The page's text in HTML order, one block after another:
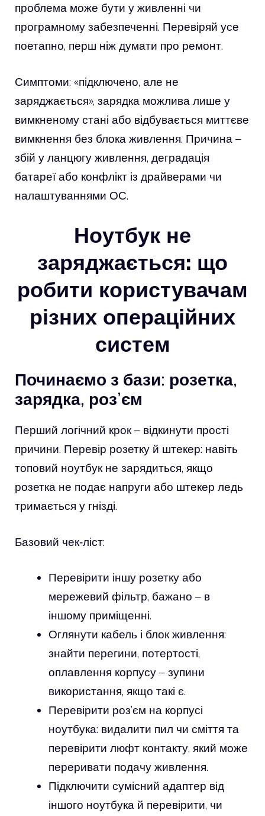
проблема може бути у живленні чи
програмному забезпеченні. Перевіряй усе
поетапно, перш ніж думати про ремонт.
Симптоми: «підключено, але не
заряджається», зарядка можлива лише у
вимкненому стані або відбувається миттєве
вимкнення без блока живлення. Причина –
збій у ланцюгу живлення, деградація
батареї або конфлікт із драйверами чи
налаштуваннями ОС.
Ноутбук не
заряджається: що
робити користувачам
різних операційних
систем
Починаємо з бази: розетка,
зарядка, роз’єм
Перший логічний крок – відкинути прості
причини. Перевір розетку й штекер: навіть
топовий ноутбук не зарядиться, якщо
розетка не подає напруги або штекер ледь
тримається у гнізді.
Базовий чек‑ліст:
Перевірити іншу розетку або
мережевий фільтр, бажано – в
іншому приміщенні.
Оглянути кабель і блок живлення:
знайти перегини, потертості,
оплавлення корпусу – зупини
використання, якщо такі є.
Перевірити роз’єм на корпусі
ноутбука: видалити пил чи сміття та
перевірити люфт контакту, який може
переривати подачу живлення.
Підключити сумісний адаптер від
іншого ноутбука й перевірити, чи